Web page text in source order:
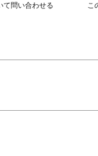
て問い合わせる こ